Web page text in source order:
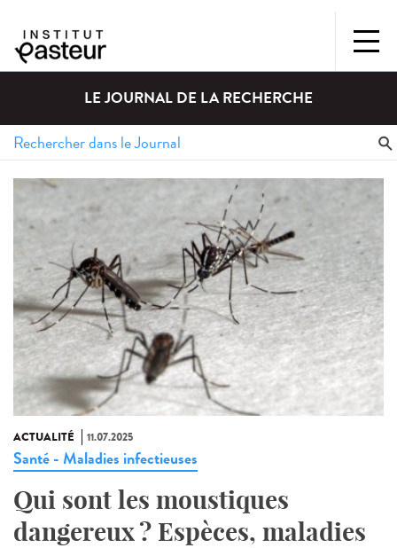
LE JOURNAL DE LA RECHERCHE
ACTUALITÉ 11.07.2025
Santé - Maladies infectieuses
Qui sont les moustiques
dangereux ? Espèces, maladies